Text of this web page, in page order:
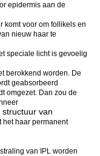
epidermis aan de
komt voor om follikels en
nieuw haar te
speciale licht is gevoelig
berokkend worden. De
geabsorbeerd
omgezet. Dan zou de
van
het haar permanent
van IPL worden